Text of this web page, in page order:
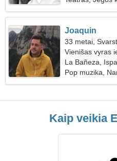
Joaquin
33 metai,
Vienišas vyras
La Bañeza,
Pop muzika,
Kaip veikia